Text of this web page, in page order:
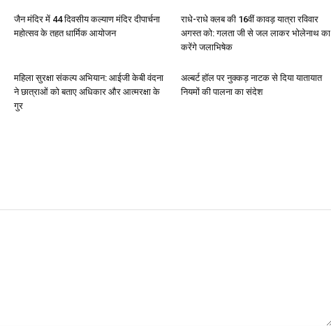
जैन मंदिर में 44 दिवसीय कल्याण मंदिर दीपार्चना
महोत्सव के तहत धार्मिक आयोजन
राधे-राधे क्लब की 16वीं कावड़ यात्रा रविवार
अगस्त को: गलता जी से जल लाकर भोलेनाथ का
करेंगे जलाभिषेक
महिला सुरक्षा संकल्प अभियान: आईजी केबी वंदना
ने छात्राओं को बताए अधिकार और आत्मरक्षा के
गुर
अल्बर्ट हॉल पर नुक्कड़ नाटक से दिया यातायात
नियमों की पालना का संदेश